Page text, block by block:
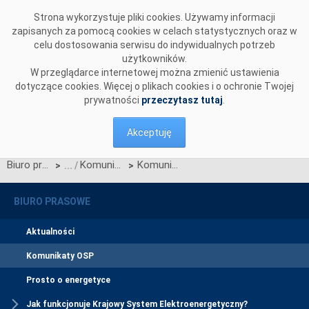
Strona wykorzystuje pliki cookies. Używamy informacji
zapisanych za pomocą cookies w celach statystycznych oraz w
celu dostosowania serwisu do indywidualnych potrzeb
użytkowników.
W przeglądarce internetowej można zmienić ustawienia
dotyczące cookies. Więcej o plikach cookies i o ochronie Twojej
prywatności przeczytasz tutaj
Akceptuję
Biuro prasowe > Komunikaty OSP > Komunikat o nierynkowym redysponowaniu jednostek wytwórczych PV w KSE w dn. 07.04.2024 (aktualizacja)
BIURO PRASOWE
Aktualności
Komunikaty OSP
Prosto o energetyce
Jak funkcjonuje Krajowy System Elektroenergetyczny?